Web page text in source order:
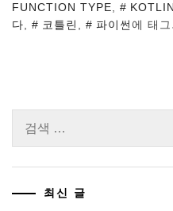
FUNCTION TYPE
KOTLIN
다
코틀린 파이썬에 태
최신 글